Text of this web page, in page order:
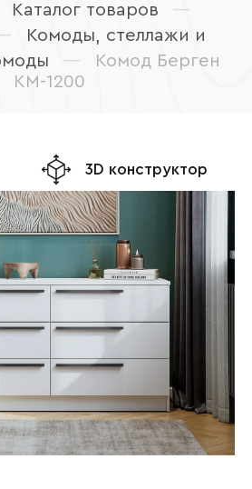
Каталог товаров
—
Комоды, стеллажи и
—
Комод Берген
КМ-1200
3D конструктор